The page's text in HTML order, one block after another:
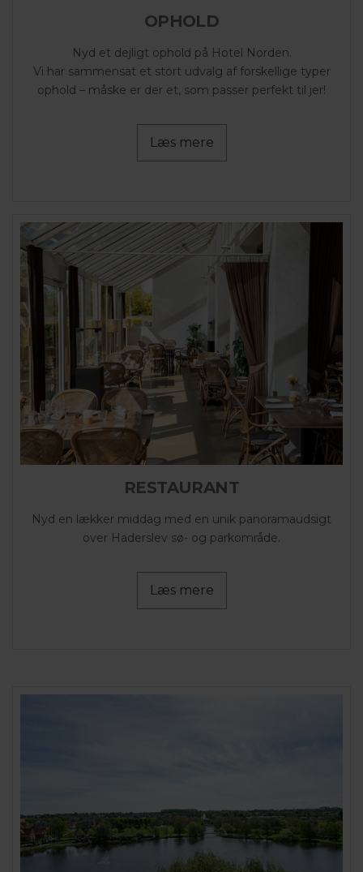
OPHOLD
Nyd et dejligt ophold på Hotel Norden.
Vi har sammensat et stort udvalg af forskellige typer
ophold – måske er der et, som passer perfekt til jer!
Læs mere
RESTAURANT
Nyd en lækker middag med en unik panoramaudsigt
over Haderslev sø- og parkområde.
Læs mere